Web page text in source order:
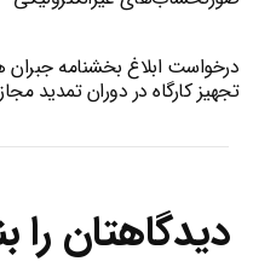
درخواست ابلاغ بخشنامه
تجهیز کارگاه در دوران تمدید
دیدگاهتان را